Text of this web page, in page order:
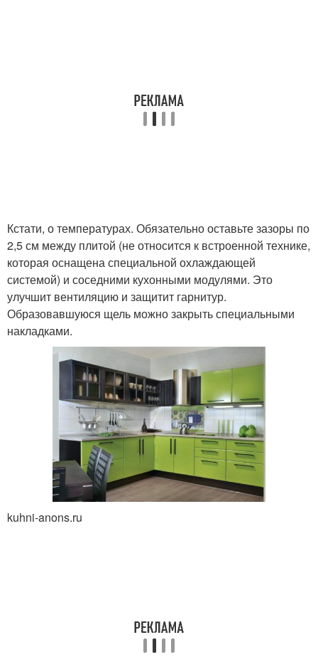
Кстати, о температурах. Обязательно оставьте зазоры по
2,5 см между плитой (не относится к встроенной технике,
которая оснащена специальной охлаждающей
системой) и соседними кухонными модулями. Это
улучшит вентиляцию и защитит гарнитур.
Образовавшуюся щель можно закрыть специальными
накладками.
kuhni-anons.ru